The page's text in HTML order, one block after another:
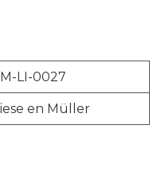
LI-0027
en Müller